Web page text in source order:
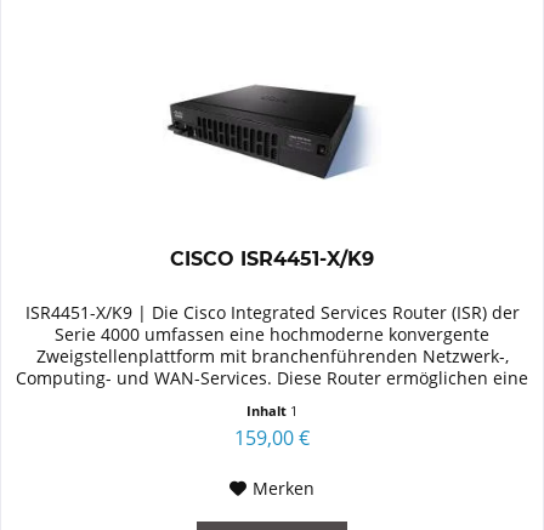
CISCO ISR4451-X/K9
ISR4451-X/K9 | Die Cisco Integrated Services Router (ISR) der
Serie 4000 umfassen eine hochmoderne konvergente
Zweigstellenplattform mit branchenführenden Netzwerk-,
Computing- und WAN-Services. Diese Router ermöglichen eine
Inhalt 1
159,00 €
Merken